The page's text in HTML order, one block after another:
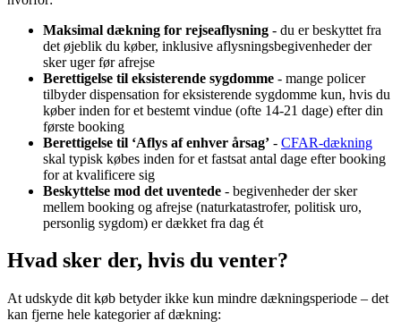
Maksimal dækning for rejseaflysning - du er beskyttet fra
det øjeblik du køber, inklusive aflysningsbegivenheder der
sker uger før afrejse
Berettigelse til eksisterende sygdomme - mange policer
tilbyder dispensation for eksisterende sygdomme kun, hvis du
køber inden for et bestemt vindue (ofte 14-21 dage) efter din
første booking
Berettigelse til ‘Aflys af enhver årsag’ - CFAR-dækning
skal typisk købes inden for et fastsat antal dage efter booking
for at kvalificere sig
Beskyttelse mod det uventede - begivenheder der sker
mellem booking og afrejse (naturkatastrofer, politisk uro,
personlig sygdom) er dækket fra dag ét
Hvad sker der, hvis du venter?
At udskyde dit køb betyder ikke kun mindre dækningsperiode – det
kan fjerne hele kategorier af dækning: